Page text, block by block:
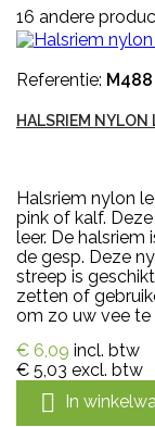
16 andere
Referentie: M488
HALSRIEM NYLON
Halsriem nylon
pink of kalf.
leer. De
de gesp. Deze
streep is
zetten of
om zo uw vee te
€ 6,09 incl. btw
€ 5,03 excl. btw
 In